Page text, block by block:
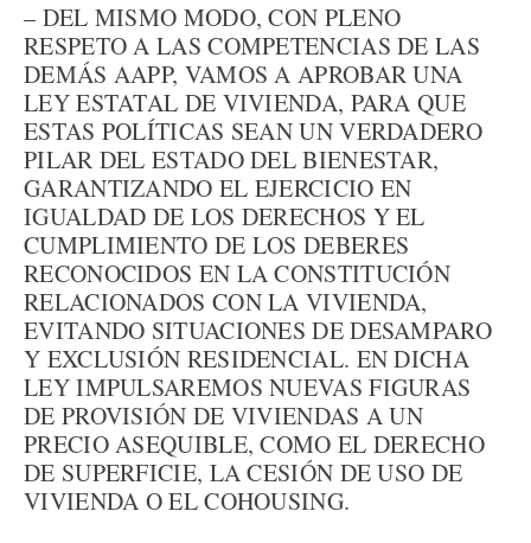
– DEL MISMO MODO, CON PLENO
RESPETO A LAS COMPETENCIAS DE LAS
DEMÁS AAPP, VAMOS A APROBAR UNA
LEY ESTATAL DE VIVIENDA, PARA QUE
ESTAS POLÍTICAS SEAN UN VERDADERO
PILAR DEL ESTADO DEL BIENESTAR,
GARANTIZANDO EL EJERCICIO EN
IGUALDAD DE LOS DERECHOS Y EL
CUMPLIMIENTO DE LOS DEBERES
RECONOCIDOS EN LA CONSTITUCIÓN
RELACIONADOS CON LA VIVIENDA,
EVITANDO SITUACIONES DE DESAMPARO
Y EXCLUSIÓN RESIDENCIAL. EN DICHA
LEY IMPULSAREMOS NUEVAS FIGURAS
DE PROVISIÓN DE VIVIENDAS A UN
PRECIO ASEQUIBLE, COMO EL DERECHO
DE SUPERFICIE, LA CESIÓN DE USO DE
VIVIENDA O EL COHOUSING.